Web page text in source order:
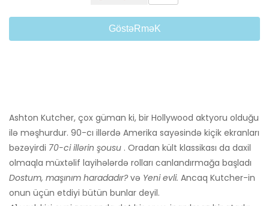
GöstəRməK
Ashton Kutcher, çox güman ki, bir Hollywood aktyoru olduğu
ilə məşhurdur. 90-cı illərdə Amerika sayəsində kiçik ekranları
bəzəyirdi 70-ci illərin şousu . Oradan kült klassikası da daxil
olmaqla müxtəlif layihələrdə rolları canlandırmağa başladı
Dostum, maşınım haradadır?və Yeni evli. Ancaq Kutcher-in
onun üçün etdiyi bütün bunlar deyil.